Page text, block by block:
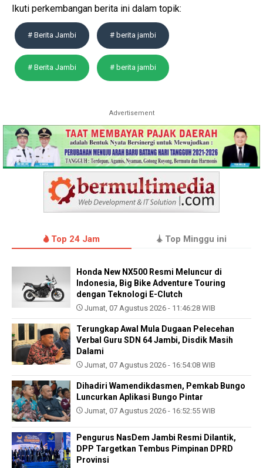
Ikuti perkembangan berita ini dalam topik:
# Berita Jambi # berita jambi
# Berita Jambi # berita jambi
Advertisement
Top 24 Jam Top Minggu ini
Honda New NX500 Resmi Meluncur di
Indonesia, Big Bike Adventure Touring
dengan Teknologi E-Clutch
Jumat, 07 Agustus 2026 - 11:46:28 WIB
Terungkap Awal Mula Dugaan Pelecehan
Verbal Guru SDN 64 Jambi, Disdik Masih
Dalami
Jumat, 07 Agustus 2026 - 16:54:08 WIB
Dihadiri Wamendikdasmen, Pemkab Bungo
Luncurkan Aplikasi Bungo Pintar
Jumat, 07 Agustus 2026 - 16:52:55 WIB
Pengurus NasDem Jambi Resmi Dilantik,
DPP Targetkan Tembus Pimpinan DPRD
Provinsi